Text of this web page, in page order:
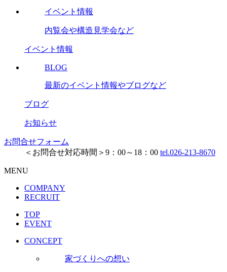
イベント情報
内覧会や構造見学会など
イベント情報
BLOG
最新のイベント情報やブログなど
ブログ
お知らせ
お問合せフォーム
＜お問合せ対応時間＞9：00～18：00 tel.026-213-8670
MENU
COMPANY
RECRUIT
TOP
EVENT
CONCEPT
家づくりへの想い